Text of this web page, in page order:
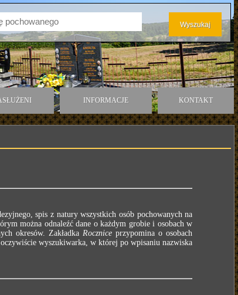
INFORMACJE KONTAKT
spis z natury wszystkich osób pochowanych na
można odnaleźć dane o każdym grobie i osobach w
okresów. ZakładkaRocznice przypomina o osobach
wyszukiwarka, w której po wpisaniu nazwiska